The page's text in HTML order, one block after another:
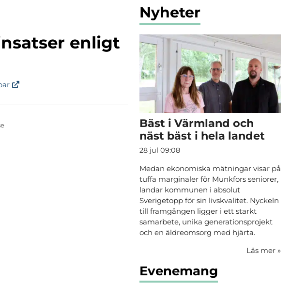
enligt
Nyheter
Bäst i Värmland och
näst bäst i hela landet
28 jul 09:08
Medan ekonomiska mätningar visar på
tuffa marginaler för Munkfors seniorer,
landar kommunen i absolut
Sverigetopp för sin livskvalitet. Nyckeln
till framgången ligger i ett starkt
samarbete, unika generationsprojekt
och en äldreomsorg med hjärta.
Läs mer »
Evenemang